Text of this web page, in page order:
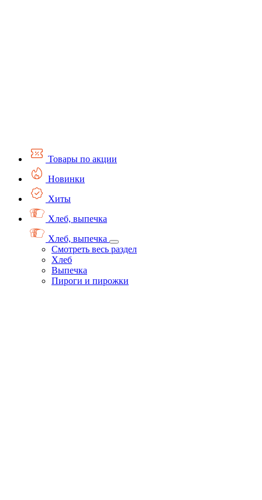
Товары по акции
Новинки
Хиты
Хлеб, выпечка
Хлеб, выпечка
Смотреть весь раздел
Хлеб
Выпечка
Пироги и пирожки